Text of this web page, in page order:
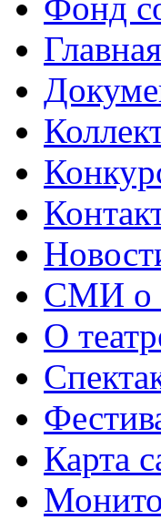
СМИ о
О
Карта